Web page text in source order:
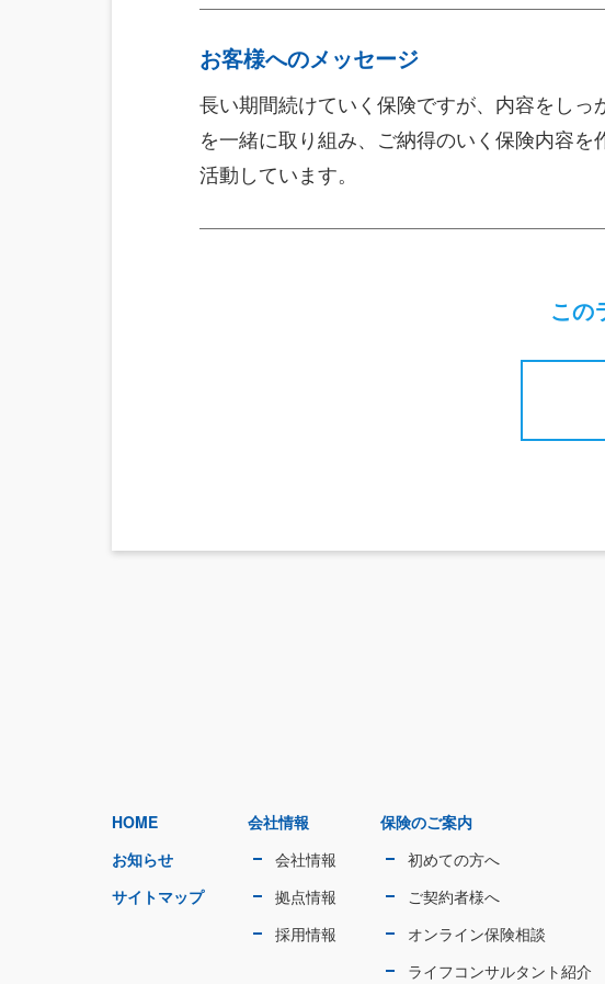
お客様へのメッセージ
長い期間続けていく保険ですが、内容をし
を一緒に取り組み、ご納得のいく保険内容
活動しています。
この
HOME
お知らせ
サイトマップ
会社情報
会社情報
拠点情報
採用情報
保険のご案内
初めての方へ
ご契約者様へ
オンライン保険相談
ライフコンサルタント紹介